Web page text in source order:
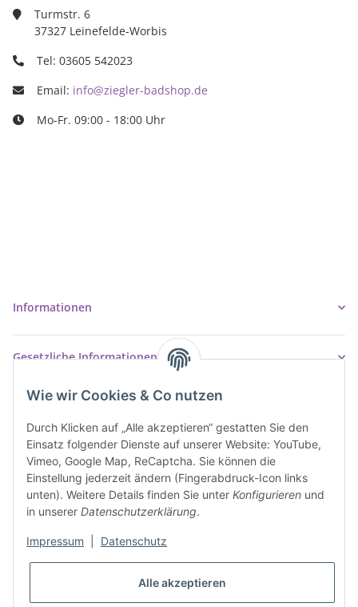
Wie wir Cookies & Co nutzen
Durch Klicken auf „Alle akzeptieren“ gestatten Sie den
Einsatz folgender Dienste auf unserer Website: YouTube,
Vimeo, Google Map, ReCaptcha. Sie können die
Einstellung jederzeit ändern (Fingerabdruck-Icon links
unten). Weitere Details finden Sie unter Konfigurieren und
in unserer Datenschutzerklärung.
Impressum Datenschutz
Alle akzeptieren
Turmstr. 6
37327 Leinefelde-Worbis
Tel: 03605 542023
Email: info@ziegler-badshop.de
Mo-Fr. 09:00 - 18:00 Uhr
Informationen
Gesetzliche Informationen
* Alle Preise inkl. gesetzlicher USt., inkl.